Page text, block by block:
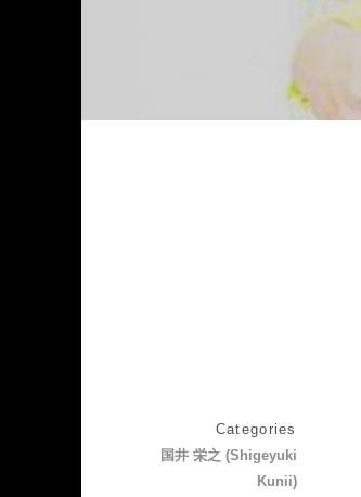
Categories
国井 栄之 (Shigeyuki
Kunii)